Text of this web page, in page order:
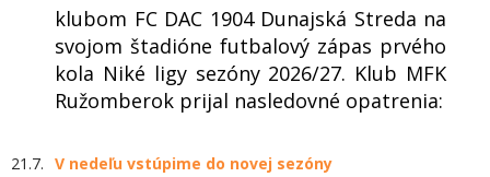
klubom FC DAC 1904 Dunajská Streda na
svojom štadióne futbalový zápas prvého
kola Niké ligy sezóny 2026/27. Klub MFK
Ružomberok prijal nasledovné opatrenia:
21.7. V nedeľu vstúpime do novej sezóny